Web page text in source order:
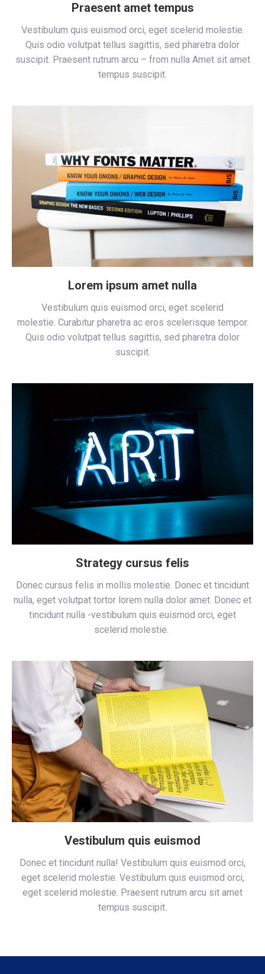
Praesent amet tempus
Vestibulum quis euismod orci, eget scelerid molestie.
Quis odio volutpat tellus sagittis, sed pharetra dolor
suscipit. Praesent rutrum arcu – from nulla Amet sit amet
tempus suscipit.
Lorem ipsum amet nulla
Vestibulum quis euismod orci, eget scelerid
molestie. Curabitur pharetra ac eros scelerisque tempor.
Quis odio volutpat tellus sagittis, sed pharetra dolor
suscipit.
Strategy cursus felis
Donec cursus felis in mollis molestie. Donec et tincidunt
nulla, eget volutpat tortor lorem nulla dolor amet. Donec et
tincidunt nulla -vestibulum quis euismod orci, eget
scelerid molestie.
Vestibulum quis euismod
Donec et tincidunt nulla! Vestibulum quis euismod orci,
eget scelerid molestie. Vestibulum quis euismod orci,
eget scelerid molestie. Praesent rutrum arcu sit amet
tempus suscipit.